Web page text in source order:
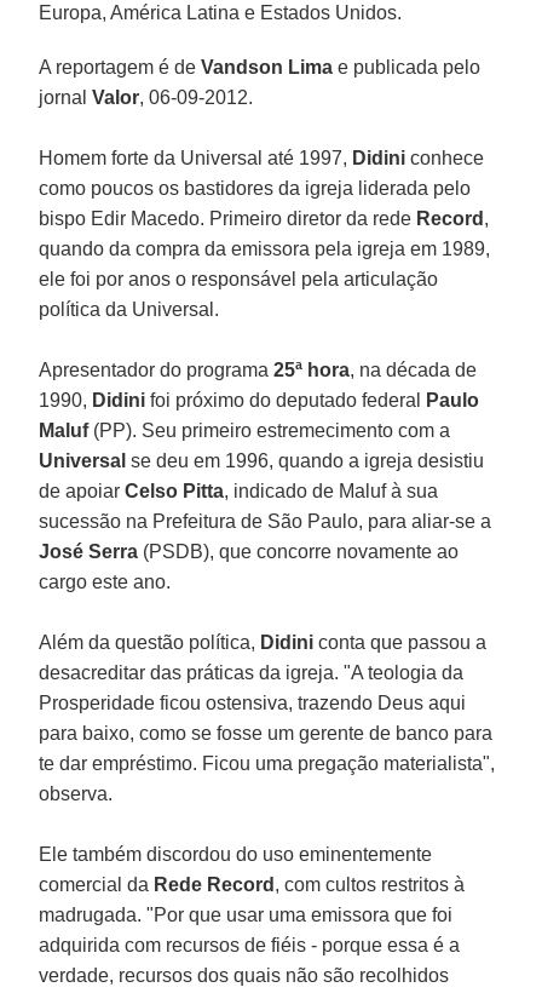
Europa, América Latina e Estados Unidos.
A reportagem é deVandson Lima e publicada pelo
jornalValor, 06-09-2012.
Homem forte da Universal até 1997, Didiniconhece
como poucos os bastidores da igreja liderada pelo
bispo Edir Macedo. Primeiro diretor da rede Record ,
quando da compra da emissora pela igreja em 1989,
ele foi por anos o responsável pela articulação
política da Universal.
Apresentador do programa25ª hora, na década de
1990, Didinifoi próximo do deputado federal
Paulo
Maluf (PP). Seu primeiro estremecimento com a
Universalse deu em 1996, quando a igreja desistiu
de apoiarCelso Pitta, indicado de Maluf à sua
sucessão na Prefeitura de São Paulo, para aliar-se a
José Serra (PSDB), que concorre novamente ao
cargo este ano.
Além da questão política, Didiniconta que passou a
desacreditar das práticas da igreja. "A teologia da
Prosperidade ficou ostensiva, trazendo Deus aqui
para baixo, como se fosse um gerente de banco para
te dar empréstimo. Ficou uma pregação materialista",
observa.
Ele também discordou do uso eminentemente
comercial da Rede Record , com cultos restritos à
madrugada. "Por que usar uma emissora que foi
adquirida com recursos de fiéis - porque essa é a
verdade, recursos dos quais não são recolhidos